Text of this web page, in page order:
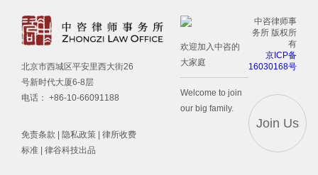
北京市西城区平安里西大街26
号新时代大厦6-8层
电话： +86-10-66091188
免责条款 隐私政策
律所收费
标准 | 律谷科技出品
欢迎加入中咨的
大家庭
Welcome to join
our big family.
中咨律师事
务所 版权所
有
京ICP备
16030168号
Join Us